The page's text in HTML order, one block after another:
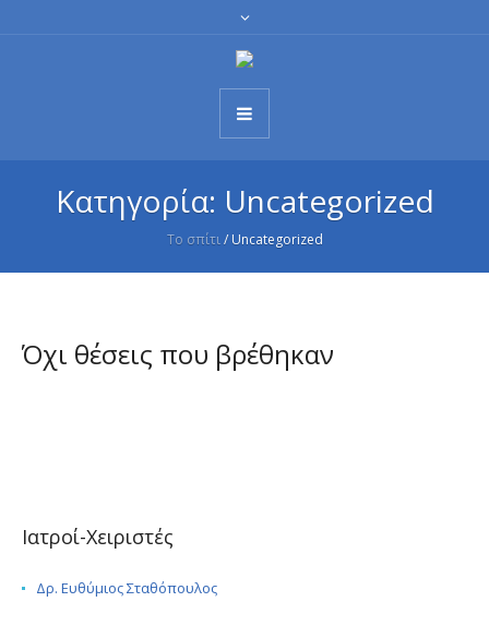
Κατηγορία: Uncategorized
Το σπίτι / Uncategorized
Όχι θέσεις που βρέθηκαν
Ιατροί-Χειριστές
Δρ. Ευθύμιος Σταθόπουλος